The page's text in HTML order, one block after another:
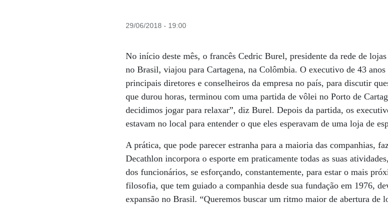
29/06/2018 - 19:00
No início deste mês, o francês Cedric Burel, presidente da rede de
no Brasil, viajou para Cartagena, na Colômbia. O executivo de 43
principais diretores e conselheiros da empresa no país, para discutir
que durou horas, terminou com uma partida de vôlei no Porto de
decidimos jogar para relaxar”, diz Burel. Depois da partida, os
estavam no local para entender o que eles esperavam de uma loja de
A prática, que pode parecer estranha para a maioria das companhias,
Decathlon incorpora o esporte em praticamente todas as suas
dos funcionários, se esforçando, constantemente, para estar o mais
filosofia, que tem guiado a companhia desde sua fundação em 1976,
expansão no Brasil. “Queremos buscar um ritmo maior de abertura de